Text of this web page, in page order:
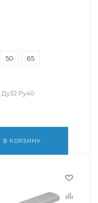
50 65
Ду32 Pу40
В КОРЗИНУ